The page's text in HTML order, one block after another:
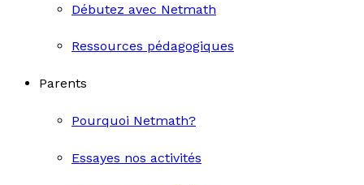
Débutez avec Netmath
Ressources pédagogiques
Parents
Pourquoi Netmath?
Essayes nos activités